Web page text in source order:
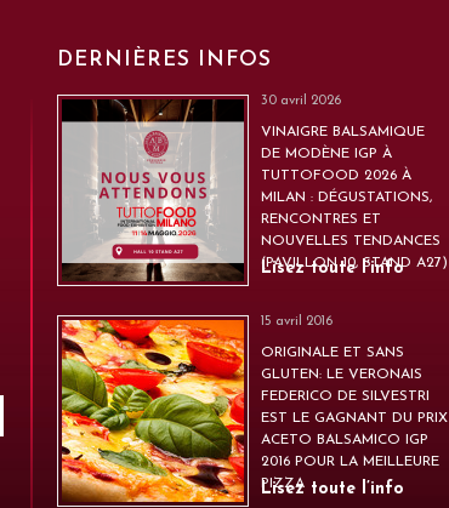
DERNIÈRES INFOS
30 avril 2026
VINAIGRE BALSAMIQUE
DE MODÈNE IGP À
TUTTOFOOD 2026 À
MILAN : DÉGUSTATIONS,
RENCONTRES ET
NOUVELLES TENDANCES
(PAVILLON 10, STAND A27)
Lisez toute l’info
15 avril 2016
ORIGINALE ET SANS
GLUTEN: LE VERONAIS
FEDERICO DE SILVESTRI
EST LE GAGNANT DU PRIX
ACETO BALSAMICO IGP
2016 POUR LA MEILLEURE
PIZZA
Lisez toute l’info